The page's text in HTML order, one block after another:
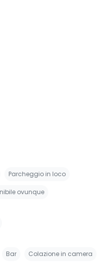
Parcheggio in loco
ovunque
Bar Colazione in camera